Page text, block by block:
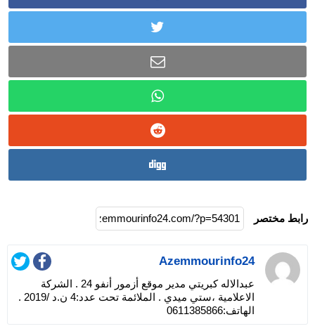
رابط مختصر
Azemmourinfo24
عبدالاله كبريتي مدير موقع أزمور أنفو 24 . الشركة
الاعلامية ،ستي ميدي . الملائمة تحت عدد:4 ن.د /2019 .
الهاتف:0611385866